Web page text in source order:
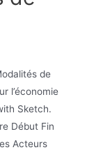
de
l’économie
Sketch.
Début Fin
Acteurs